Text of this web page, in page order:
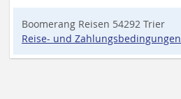
Boomerang Reisen 54292 Trier
Reise- und Zahlungsbedingungen